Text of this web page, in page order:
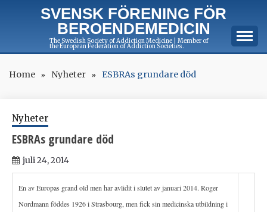
SVENSK FÖRENING FÖR
BEROENDEMEDICIN
The Swedish Society of Addiction Medicine | Member of
the European Federation of Addiction Societies.
Home Nyheter ESBRAs grundare död
Nyheter
ESBRAs grundare död
juli 24, 2014
En av Europas grand old men har avlidit i slutet av januari 2014. Roger
Nordmann föddes 1926 i Strasbourg, men fick sin medicinska utbildning i